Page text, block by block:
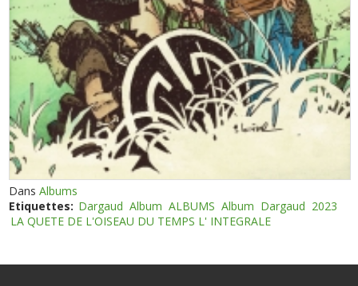
DansAlbums
Etiquettes: Dargaud Album ALBUMS Album Dargaud 2023
LA QUETE DE L'OISEAU DU TEMPS L' INTEGRALE